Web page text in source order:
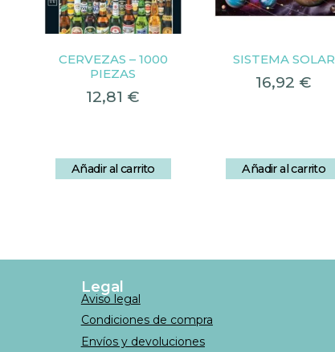
CERVEZAS – 1000
PIEZAS
12,81 €
Añadir al carrito
SISTEMA SOLAR
16,92 €
Añadir al carrito
Legal
Aviso legal
Condiciones de compra
Envíos y devoluciones